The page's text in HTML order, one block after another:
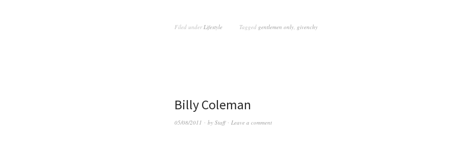
Filed under Lifestyle Tagged gentlemen only givenchy
Billy Coleman
05/08/2011 by Staff Leave a comment